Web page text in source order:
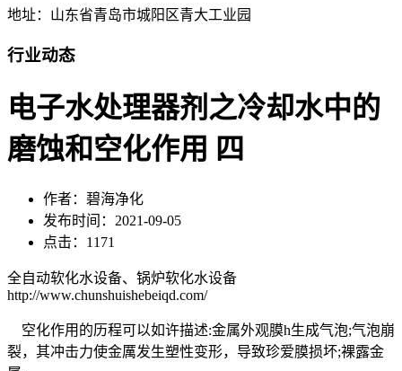
地址：山东省青岛市城阳区青大工业园
行业动态
电子水处理器剂之冷却水中的
磨蚀和空化作用 四
作者：碧海净化
发布时间：2021-09-05
点击：1171
全自动软化水设备、锅炉软化水设备
http://www.chunshuishebeiqd.com/
空化作用的历程可以如许描述:金属外观膜h生成气泡;气泡崩
裂，其冲击力使金厲发生塑性变形，导致珍爱膜损坏;裸露金